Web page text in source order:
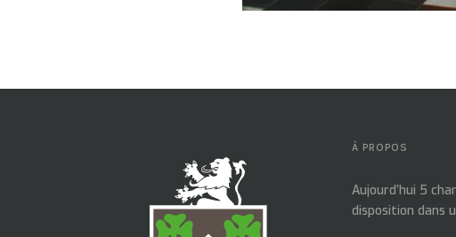
À PROPOS
Aujourd’hui 5
disposition dans